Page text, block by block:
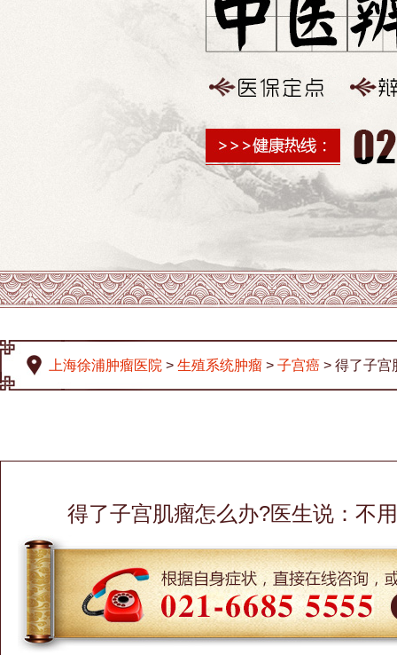
上海徐浦肿瘤医院 > 生殖系统肿瘤 > 子宫癌 > 得了子宫
得了子宫肌瘤怎么办?医生说：不